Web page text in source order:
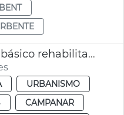
Aprobación proyecto básico rehabilitación Alquería de Campanario València
URBANISMO
CAMPANAR